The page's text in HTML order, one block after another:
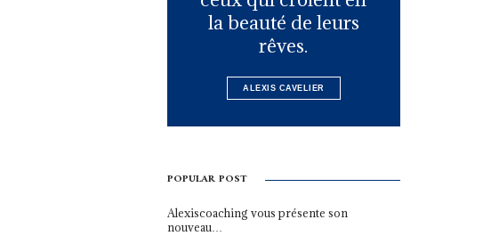
la beauté de leurs
rêves.
ALEXIS CAVELIER
POPULAR POST
Alexiscoaching vous présente son
nouveau…